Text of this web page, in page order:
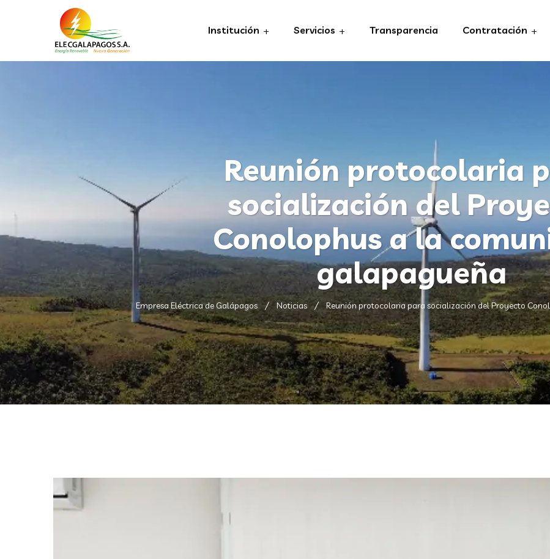
Institución Servicios Transparencia Contratación
Reunión protocolaria
socialización del
Conolophus a la
galapagueña
Empresa Eléctrica de Galápagos Noticias Reunión protocolaria para socialización del Proyecto